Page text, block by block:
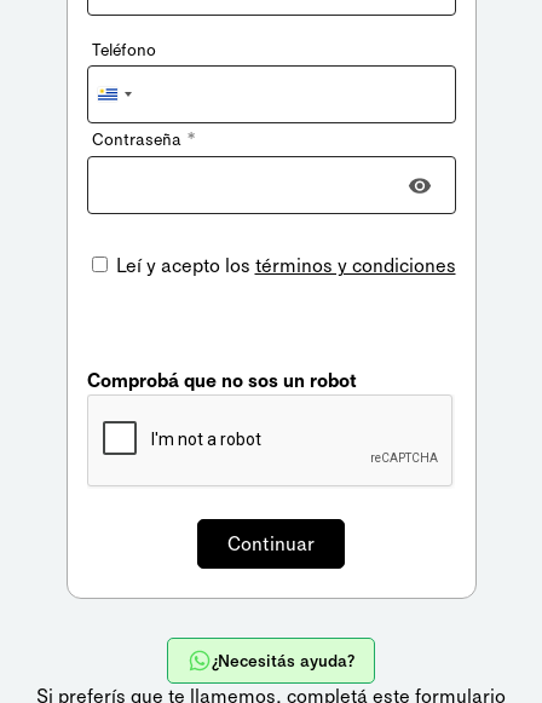
Teléfono
Uruguay
+598
Contraseña *
Leí y acepto los términos y condiciones
Comprobá que no sos un robot
¿Necesitás ayuda?
Si preferís que te llamemos, completá este formulario